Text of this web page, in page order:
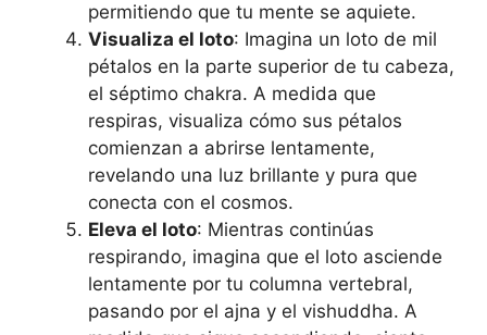
permitiendo que tu mente se aquiete.
Visualiza el loto: Imagina un loto de mil
pétalos en la parte superior de tu cabeza,
el séptimo chakra. A medida que
respiras, visualiza cómo sus pétalos
comienzan a abrirse lentamente,
revelando una luz brillante y pura que
conecta con el cosmos.
Eleva el loto: Mientras continúas
respirando, imagina que el loto asciende
lentamente por tu columna vertebral,
pasando por el ajna y el vishuddha. A